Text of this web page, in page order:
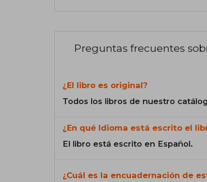
Preguntas frecuentes
¿El libro es original?
Todos los libros de nuestro
¿En qué Idioma está escrito el
El libro está escrito en Español.
¿Cuál es la encuadernación de